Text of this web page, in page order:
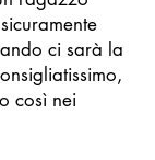
ci sarà la
così nei